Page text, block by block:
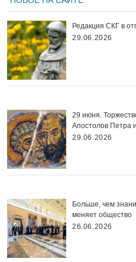
Редакция СКГ в
29.06.2026
29 июня.
Апостолов Петра
29.06.2026
Больше, чем
меняет общество
26.06.2026